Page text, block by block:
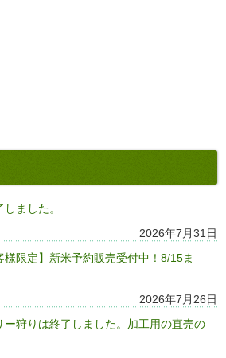
ました。
2026年7月31日
様限定】新米予約販売受付中！8/15ま
2026年7月26日
ー狩りは終了しました。加工用の直売の